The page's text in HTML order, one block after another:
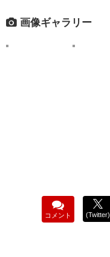
画像ギャラリー
コメント (Twitter)